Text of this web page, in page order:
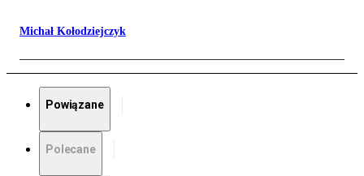
Michał Kołodziejczyk
Powiązane
Polecane